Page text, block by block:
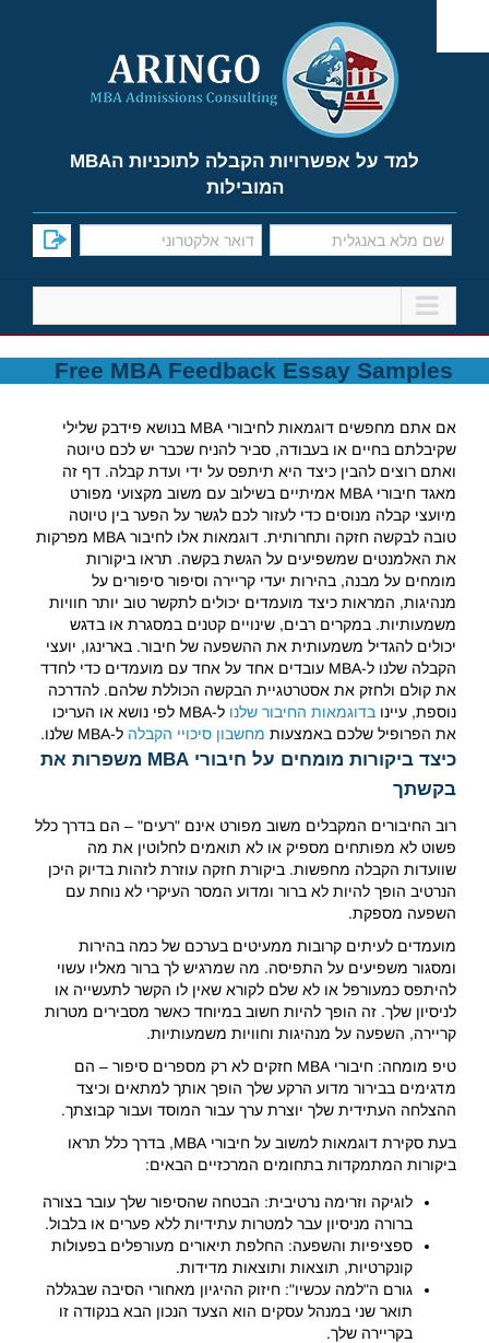
content
למד על אפשרויות הקבלה לתוכניות הMBA
המובילות
Free MBA Feedback Essay Samples
אם אתם מחפשים דוגמאות לחיבורי MBA בנושא פידבק שלילי
שקיבלתם בחיים או בעבודה, סביר להניח שכבר יש לכם טיוטה
ואתם רוצים להבין כיצד היא תיתפס על ידי ועדת קבלה. דף זה
מאגד חיבורי MBA אמיתיים בשילוב עם משוב מקצועי מפורט
מיועצי קבלה מנוסים כדי לעזור לכם לגשר על הפער בין טיוטה
טובה לבקשה חזקה ותחרותית. דוגמאות אלו לחיבור MBA מפרקות
את האלמנטים שמשפיעים על הגשת בקשה. תראו ביקורות
מומחים על מבנה, בהירות יעדי קריירה וסיפור סיפורים על
מנהיגות, המראות כיצד מועמדים יכולים לתקשר טוב יותר חוויות
משמעותיות. במקרים רבים, שינויים קטנים במסגרת או בדגש
יכולים להגדיל משמעותית את ההשפעה של חיבור. בארינגו, יועצי
הקבלה שלנו ל-MBA עובדים אחד על אחד עם מועמדים כדי לחדד
את קולם ולחזק את אסטרטגיית הבקשה הכוללת שלהם. להדרכה
נוספת, עיינו בדוגמאות החיבור שלנו
ל-MBA לפי נושא או העריכו
את הפרופיל שלכם באמצעות מחשבון סיכויי הקבלה ל-MBA שלנו.
כיצד ביקורות מומחים על חיבורי MBA משפרות את
בקשתך
רוב החיבורים המקבלים משוב מפורט אינם "רעים" – הם בדרך כלל
פשוט לא מפותחים מספיק או לא תואמים לחלוטין את מה
שוועדות הקבלה מחפשות. ביקורת חזקה עוזרת לזהות בדיוק היכן
הנרטיב הופך להיות לא ברור ומדוע המסר העיקרי לא נוחת עם
השפעה מספקת.
מועמדים לעיתים קרובות ממעיטים בערכם של כמה בהירות
ומסגור משפיעים על התפיסה. מה שמרגיש לך ברור מאליו עשוי
להיתפס כמעורפל או לא שלם לקורא שאין לו הקשר לתעשייה או
לניסיון שלך. זה הופך להיות חשוב במיוחד כאשר מסבירים מטרות
קריירה, השפעה על מנהיגות וחוויות משמעותיות.
טיפ מומחה: חיבורי MBA חזקים לא רק מספרים סיפור – הם
מדגימים בבירור מדוע הרקע שלך הופך אותך למתאים וכיצד
ההצלחה העתידית שלך יוצרת ערך עבור המוסד ועבור קבוצתך.
בעת סקירת דוגמאות למשוב על חיבורי MBA, בדרך כלל תראו
ביקורות המתמקדות בתחומים המרכזיים הבאים:
לוגיקה וזרימה נרטיבית: הבטחה שהסיפור שלך עובר בצורה
ברורה מניסיון עבר למטרות עתידיות ללא פערים או בלבול.
ספציפיות והשפעה: החלפת תיאורים מעורפלים בפעולות
קונקרטיות, תוצאות ותוצאות מדידות.
גורם ה"למה עכשיו": חיזוק ההיגיון מאחורי הסיבה שבגללה
תואר שני במנהל עסקים הוא הצעד הנכון הבא בנקודה זו
בקריירה שלך.